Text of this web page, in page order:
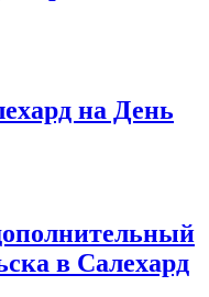
на День
в Салехард